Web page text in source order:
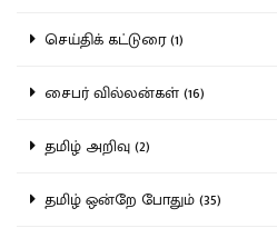
செய்திக் கட்டுரை (1)
சைபர் வில்லன்கள் (16)
தமிழ் அறிவு (2)
தமிழ் ஒன்றே போதும் (35)